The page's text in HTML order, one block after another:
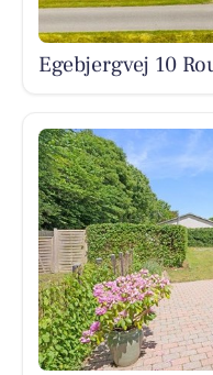
Egebjergvej 10